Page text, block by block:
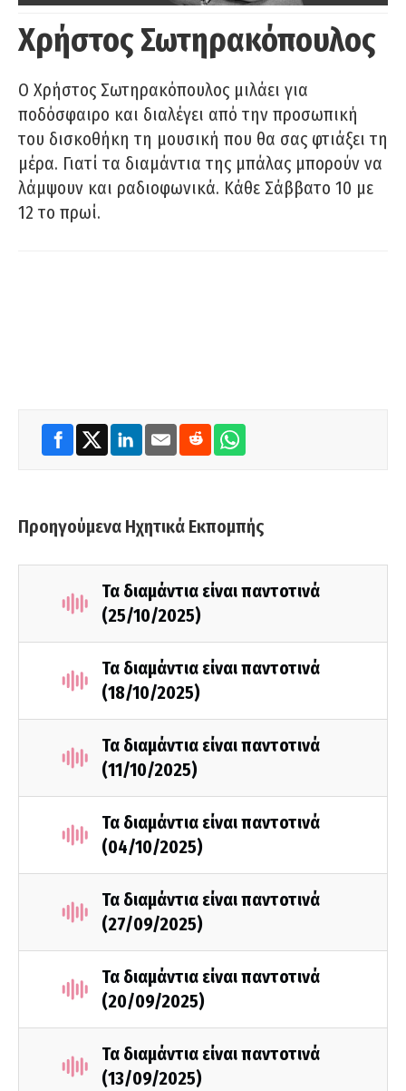
Χρήστος Σωτηρακόπουλος
Ο Χρήστος Σωτηρακόπουλος μιλάει για
ποδόσφαιρο και διαλέγει από την προσωπική
του δισκοθήκη τη μουσική που θα σας φτιάξει τη
μέρα. Γιατί τα διαμάντια της μπάλας μπορούν να
λάμψουν και ραδιοφωνικά. Κάθε Σάββατο 10 με
12 το πρωί.
Προηγούμενα Ηχητικά Εκπομπής
Τα διαμάντια είναι παντοτινά
(25/10/2025)
Τα διαμάντια είναι παντοτινά
(18/10/2025)
Τα διαμάντια είναι παντοτινά
(11/10/2025)
Τα διαμάντια είναι παντοτινά
(04/10/2025)
Τα διαμάντια είναι παντοτινά
(27/09/2025)
Τα διαμάντια είναι παντοτινά
(20/09/2025)
Τα διαμάντια είναι παντοτινά
(13/09/2025)